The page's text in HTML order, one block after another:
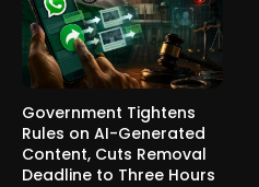
Government Tightens
Rules on AI-Generated
Content, Cuts Removal
Deadline to Three Hours